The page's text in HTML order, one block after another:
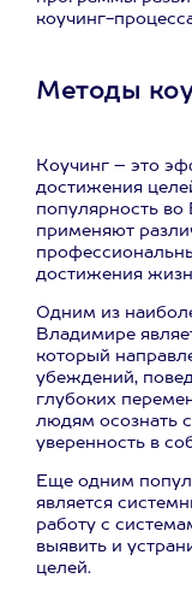
коучинг-
Методы
Коучинг – это
достижения
популярность
применяют
достижения
Одним из
Владимире
который
убеждений,
глубоких
людям осознать
уверенность в
Еще одним
является
работу с
выявить и
целей.